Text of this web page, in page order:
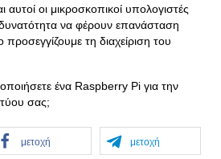
αυτοί οι μικροσκοπικοί υπολογιστές
να φέρουν επανάσταση
τη διαχείριση του
ένα Raspberry Pi για την
σας;
μετοχή μετοχή